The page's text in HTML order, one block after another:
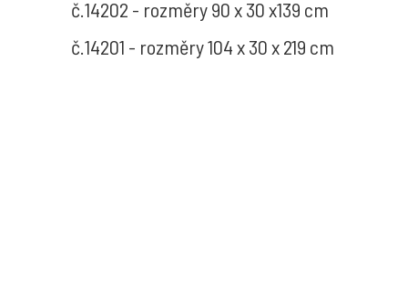
č.14202 - rozměry 90 x 30 x139 cm
č.14201 - rozměry 104 x 30 x 219 cm